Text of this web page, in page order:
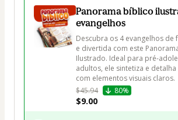
Panorama bíblico
evangelhos
Descubra os 4 evangelhos de
e divertida com este
Ilustrado. Ideal para pré-
adultos, ele sintetiza e
com elementos visuais claros.
$45.94
80%
$9.00